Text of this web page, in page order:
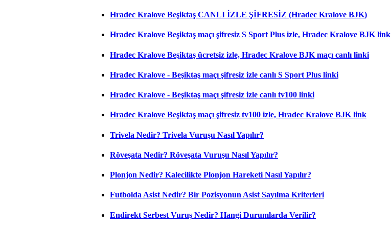
Hradec Kralove Beşiktaş CANLI İZLE ŞİFRESİZ (Hradec Kralove BJK)
Hradec Kralove Beşiktaş maçı şifresiz S Sport Plus izle, Hradec Kralove BJK link
Hradec Kralove Beşiktaş ücretsiz izle, Hradec Kralove BJK maçı canlı linki
Hradec Kralove - Beşiktaş maçı şifresiz izle canlı S Sport Plus linki
Hradec Kralove - Beşiktaş maçı şifresiz izle canlı tv100 linki
Hradec Kralove Beşiktaş maçı şifresiz tv100 izle, Hradec Kralove BJK link
Trivela Nedir? Trivela Vuruşu Nasıl Yapılır?
Röveşata Nedir? Röveşata Vuruşu Nasıl Yapılır?
Plonjon Nedir? Kalecilikte Plonjon Hareketi Nasıl Yapılır?
Futbolda Asist Nedir? Bir Pozisyonun Asist Sayılma Kriterleri
Endirekt Serbest Vuruş Nedir? Hangi Durumlarda Verilir?